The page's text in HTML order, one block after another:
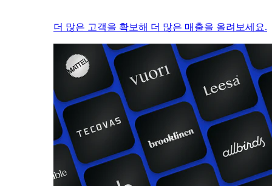
더 많은 고객을 확보해 더 많은 매출을 올려보세요.